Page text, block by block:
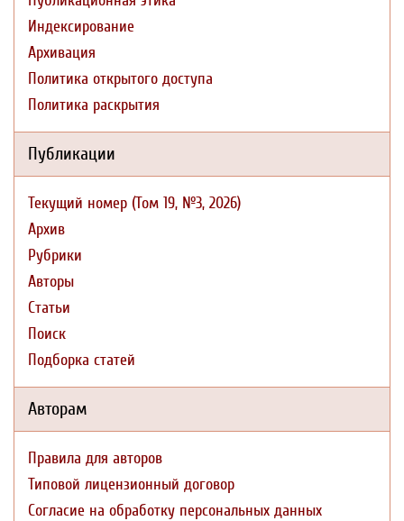
Индексирование
Архивация
Политика открытого доступа
Политика раскрытия
Публикации
Текущий номер (Том 19, №3, 2026)
Архив
Рубрики
Авторы
Статьи
Поиск
Подборка статей
Авторам
Правила для авторов
Типовой лицензионный договор
Согласие на обработку персональных данных